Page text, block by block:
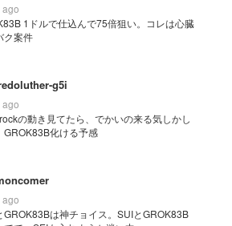
ago
1ドルで仕込んで75倍狙い。コレは心臓
ク案件
g5i
ago
の動き見てたら、でかいの来る気しかし
GROK83B化ける予感
ago
GROK83Bは神チョイス。SUIとGROK83B